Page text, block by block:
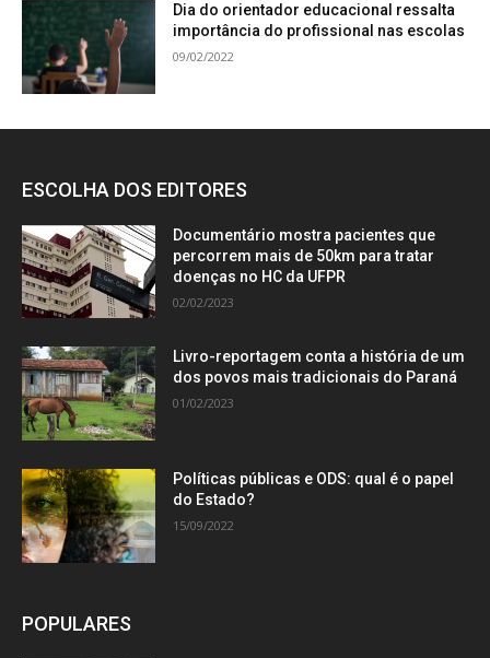
Dia do orientador educacional ressalta
importância do profissional nas escolas
09/02/2022
ESCOLHA DOS EDITORES
Documentário mostra pacientes que
percorrem mais de 50km para tratar
doenças no HC da UFPR
02/02/2023
Livro-reportagem conta a história de um
dos povos mais tradicionais do Paraná
01/02/2023
Políticas públicas e ODS: qual é o papel
do Estado?
15/09/2022
POPULARES